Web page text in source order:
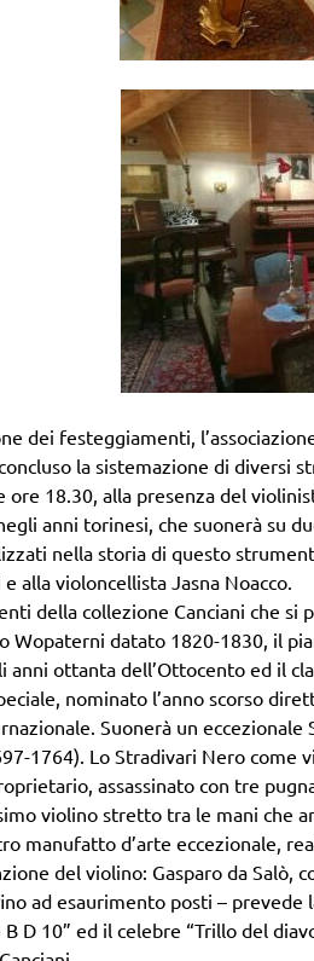
dei festeggiamenti,
la sistemazione di diversi
ore 18.30, alla presenza del
anni torinesi, che suonerà su
nella storia di questo
alla violoncellista Jasna Noacco.
della collezione Canciani che
Wopaterni datato 1820-1830, il
anni ottanta dell’Ottocento ed il
nominato l’anno scorso
Suonerà un
1764). Lo Stradivari Nero
assassinato con tre
violino stretto tra le mani che
manufatto d’arte eccezionale,
del violino: Gasparo da Salò,
ad esaurimento posti – prevede
B D 10” ed il celebre “Trillo del